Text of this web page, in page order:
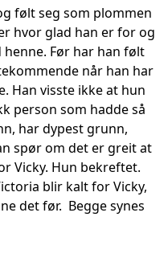
følt seg som plommen
hvor glad han er for og
Før har han følt
når han har
Han visste ikke at hun
person som hadde så
har dypest grunn,
spør om det er greit at
Vicky. Hun bekreftet.
blir kalt for Vicky,
det før. Begge synes